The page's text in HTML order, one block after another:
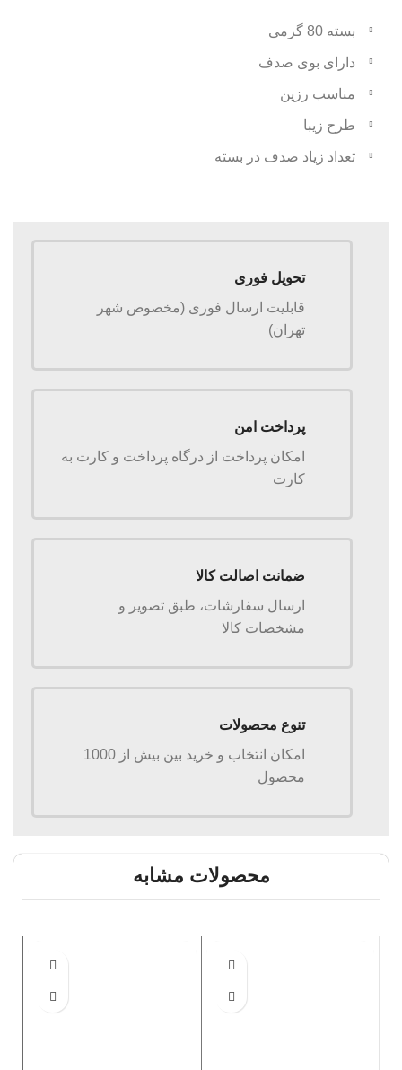
بسته 80 گرمی
دارای بوی صدف
مناسب رزین
طرح زیبا
تعداد زیاد صدف در بسته
تحویل فوری
قابلیت ارسال فوری (مخصوص شهر
تهران)
پرداخت امن
امکان پرداخت از درگاه پرداخت و کارت به
کارت
ضمانت اصالت کالا
ارسال سفارشات، طبق تصویر و
مشخصات کالا
تنوع محصولات
امکان انتخاب و خرید بین بیش از 1000
محصول
محصولات مشابه